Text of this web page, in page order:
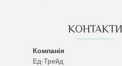
КОНТАКТИ
Ед-Трейд